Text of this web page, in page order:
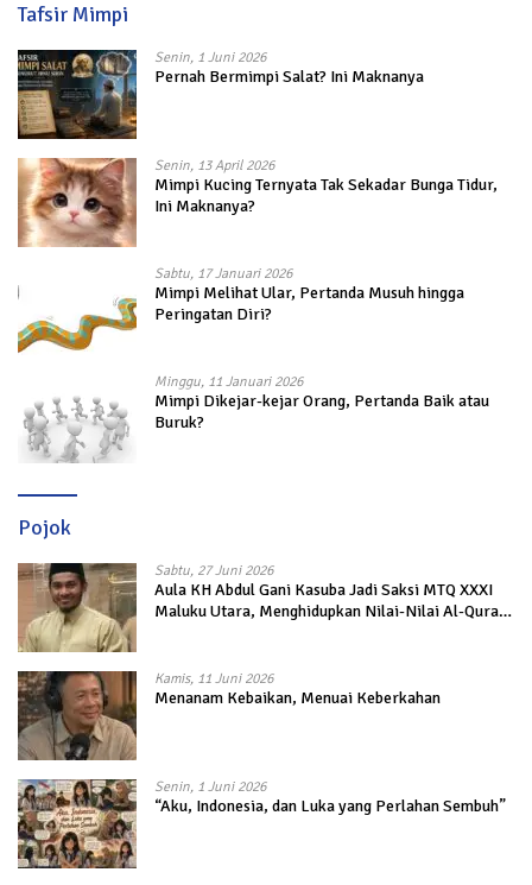
Tafsir Mimpi
Senin, 1 Juni 2026
Pernah Bermimpi Salat? Ini Maknanya
Senin, 13 April 2026
Mimpi Kucing Ternyata Tak Sekadar Bunga Tidur,
Ini Maknanya?
Sabtu, 17 Januari 2026
Mimpi Melihat Ular, Pertanda Musuh hingga
Peringatan Diri?
Minggu, 11 Januari 2026
Mimpi Dikejar-kejar Orang, Pertanda Baik atau
Buruk?
Pojok
Sabtu, 27 Juni 2026
Aula KH Abdul Gani Kasuba Jadi Saksi MTQ XXXI
Maluku Utara, Menghidupkan Nilai-Nilai Al-Quran
Kamis, 11 Juni 2026
Menanam Kebaikan, Menuai Keberkahan
Senin, 1 Juni 2026
“Aku, Indonesia, dan Luka yang Perlahan Sembuh”